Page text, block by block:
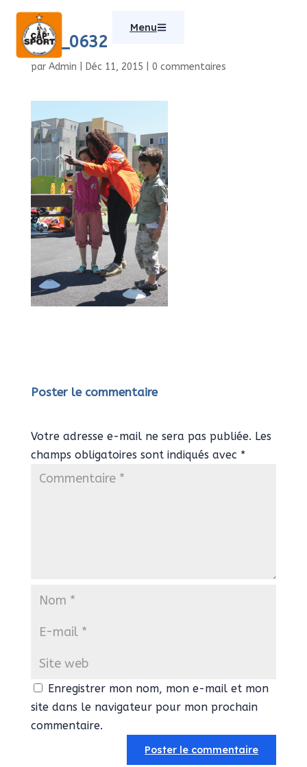
Menu
IMG_0632
par Admin Déc 11, 2015 0 commentaires
Poster le commentaire
Votre adresse e-mail ne sera pas publiée. Les
champs obligatoires sont indiqués avec *
Enregistrer mon nom, mon e-mail et mon
site dans le navigateur pour mon prochain
commentaire.